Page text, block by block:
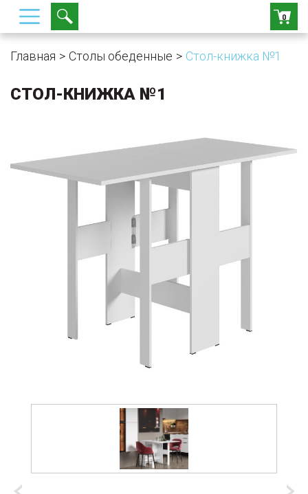
0
Главная Столы обеденные Стол-книжка №1
СТОЛ-КНИЖКА №1